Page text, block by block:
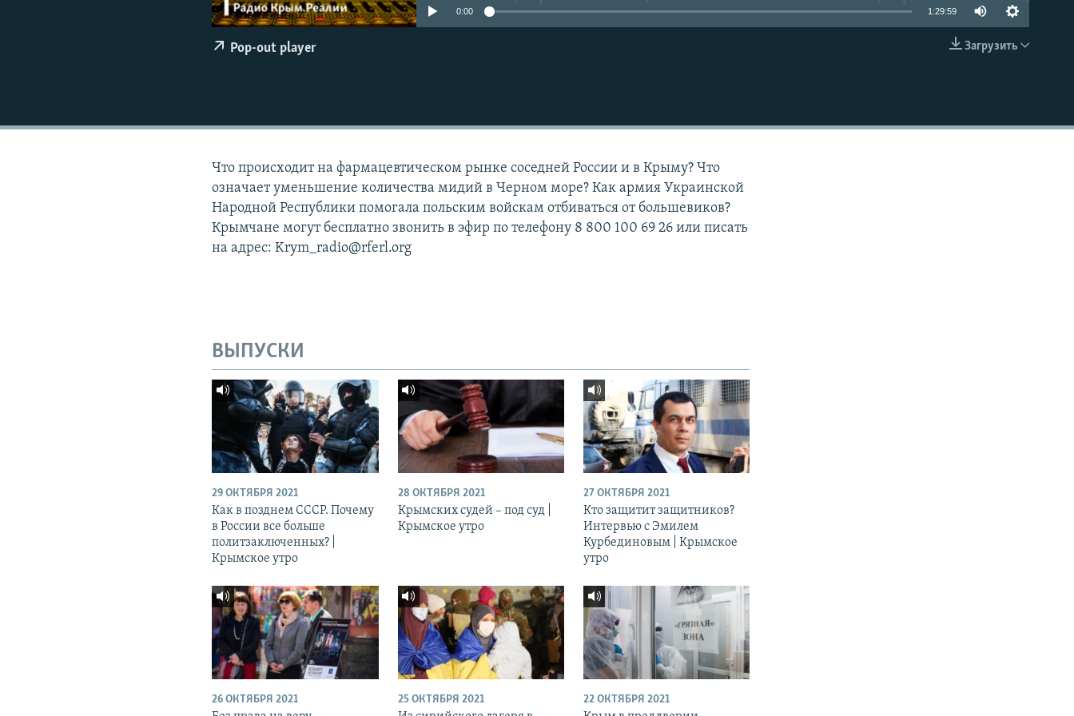
EMBED
0:00 1:29:59
Загрузить
Pop-out player
Что происходит на фармацевтическом рынке соседней России и в Крыму? Что
означает уменьшение количества мидий в Черном море? Как армия Украинской
Народной Республики помогала польским войскам отбиваться от большевиков?
Крымчане могут бесплатно звонить в эфир по телефону 8 800 100 69 26 или писать
на адрес: Krym_radio@rferl.org
ВЫПУСКИ
29 ОКТЯБРЯ 2021
Как в позднем СССР. Почему
в России все больше
политзаключенных? |
Крымское утро
28 ОКТЯБРЯ 2021
Крымских судей – под суд |
Крымское утро
27 ОКТЯБРЯ 2021
Кто защитит защитников?
Интервью с Эмилем
Курбединовым | Крымское
утро
26 ОКТЯБРЯ 2021 25 ОКТЯБРЯ 2021 22 ОКТЯБРЯ 2021